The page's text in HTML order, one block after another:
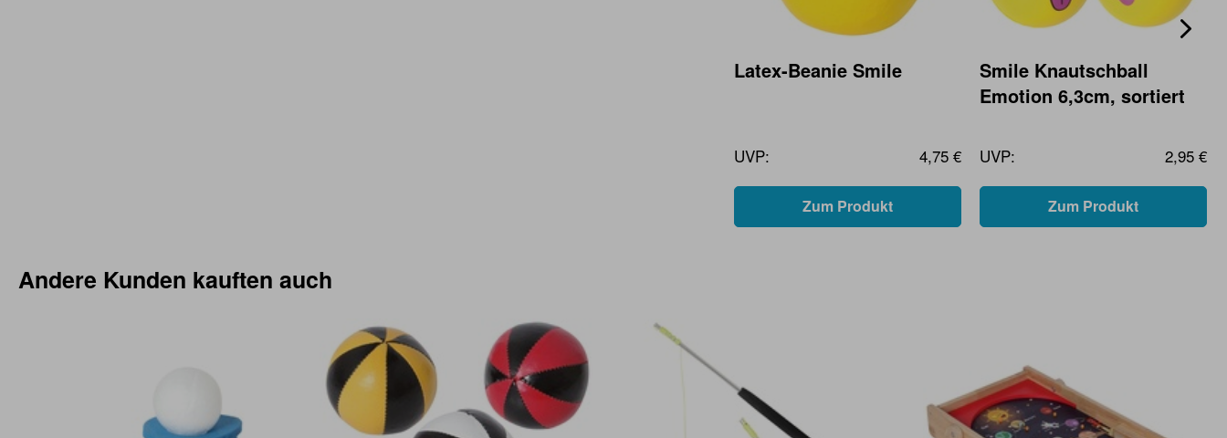
Latex-Beanie Smile
UVP: 4,75 €
Zum Produkt
Smile Knautschball
Emotion 6,3cm, sortiert
UVP: 2,95 €
Zum Produkt
Andere Kunden kauften auch